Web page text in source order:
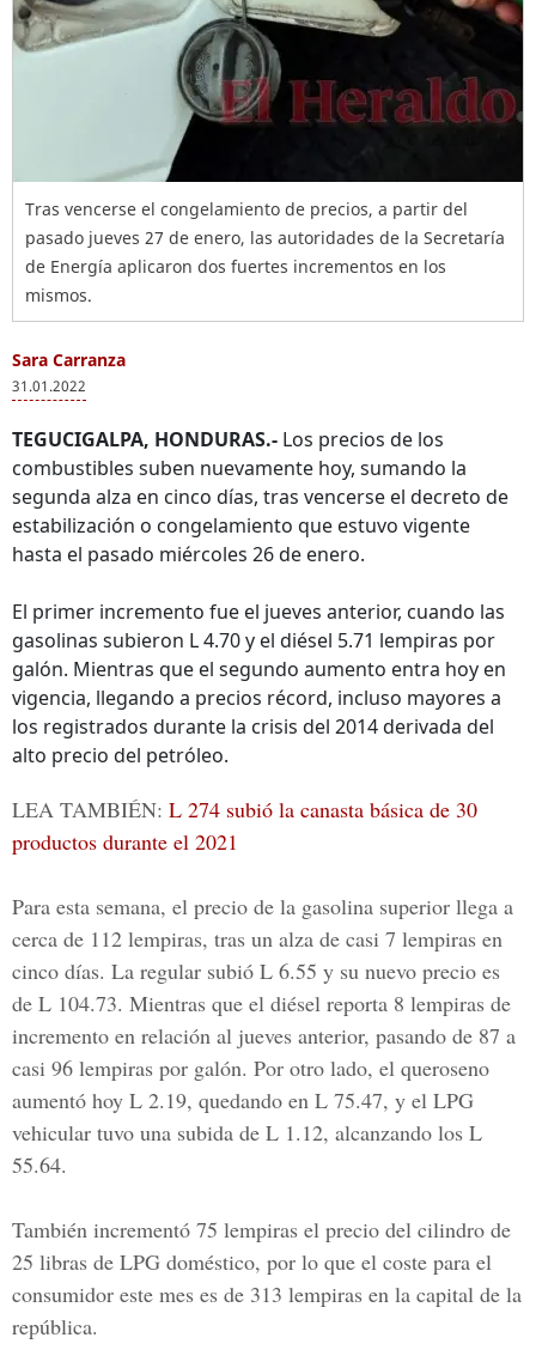
Tras vencerse el congelamiento de precios, a partir del
pasado jueves 27 de enero, las autoridades de la Secretaría
de Energía aplicaron dos fuertes incrementos en los
mismos.
Sara Carranza
31.01.2022
TEGUCIGALPA, HONDURAS.- Los precios de los
combustibles suben nuevamente hoy, sumando la
segunda alza en cinco días, tras vencerse el decreto de
estabilización o congelamiento que estuvo vigente
hasta el pasado miércoles 26 de enero.
El primer incremento fue el jueves anterior, cuando las
gasolinas subieron L 4.70 y el diésel 5.71 lempiras por
galón. Mientras que el segundo aumento entra hoy en
vigencia, llegando a precios récord, incluso mayores a
los registrados durante la crisis del 2014 derivada del
alto precio del petróleo.
LEA TAMBIÉN: L 274 subió la canasta básica de 30
productos durante el 2021
Para esta semana, el precio de la gasolina superior llega a
cerca de 112 lempiras, tras un alza de casi 7 lempiras en
cinco días. La regular subió L 6.55 y su nuevo precio es
de L 104.73. Mientras que el diésel reporta 8 lempiras de
incremento en relación al jueves anterior, pasando de 87 a
casi 96 lempiras por galón. Por otro lado, el queroseno
aumentó hoy L 2.19, quedando en L 75.47, y el LPG
vehicular tuvo una subida de L 1.12, alcanzando los L
55.64.
También incrementó 75 lempiras el precio del cilindro de
25 libras de LPG doméstico, por lo que el coste para el
consumidor este mes es de 313 lempiras en la capital de la
república.